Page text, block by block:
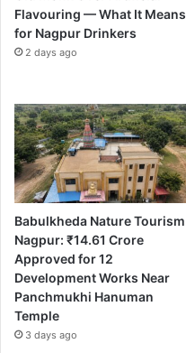
Flavouring — What It Means
for Nagpur Drinkers
2 days ago
Babulkheda Nature Tourism
Nagpur: ₹14.61 Crore
Approved for 12
Development Works Near
Panchmukhi Hanuman
Temple
3 days ago